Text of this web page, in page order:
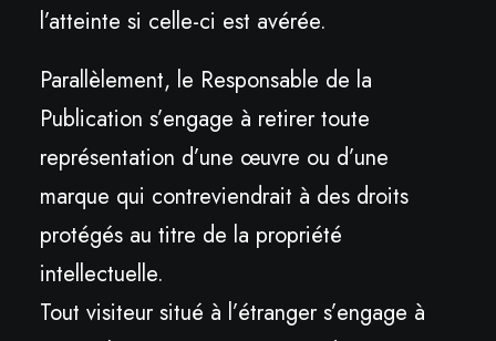
l’atteinte si celle-ci est avérée.
Parallèlement, le Responsable de la
Publication s’engage à retirer toute
représentation d’une œuvre ou d’une
marque qui contreviendrait à des droits
protégés au titre de la propriété
intellectuelle.
Tout visiteur situé à l’étranger s’engage à